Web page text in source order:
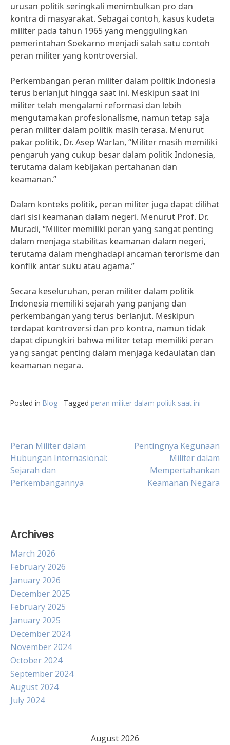
urusan politik seringkali menimbulkan pro dan
kontra di masyarakat. Sebagai contoh, kasus kudeta
militer pada tahun 1965 yang menggulingkan
pemerintahan Soekarno menjadi salah satu contoh
peran militer yang kontroversial.
Perkembangan peran militer dalam politik Indonesia
terus berlanjut hingga saat ini. Meskipun saat ini
militer telah mengalami reformasi dan lebih
mengutamakan profesionalisme, namun tetap saja
peran militer dalam politik masih terasa. Menurut
pakar politik, Dr. Asep Warlan, “Militer masih memiliki
pengaruh yang cukup besar dalam politik Indonesia,
terutama dalam kebijakan pertahanan dan
keamanan.”
Dalam konteks politik, peran militer juga dapat dilihat
dari sisi keamanan dalam negeri. Menurut Prof. Dr.
Muradi, “Militer memiliki peran yang sangat penting
dalam menjaga stabilitas keamanan dalam negeri,
terutama dalam menghadapi ancaman terorisme dan
konflik antar suku atau agama.”
Secara keseluruhan, peran militer dalam politik
Indonesia memiliki sejarah yang panjang dan
perkembangan yang terus berlanjut. Meskipun
terdapat kontroversi dan pro kontra, namun tidak
dapat dipungkiri bahwa militer tetap memiliki peran
yang sangat penting dalam menjaga kedaulatan dan
keamanan negara.
Posted in Blog Tagged peran militer dalam politik saat ini
Post
navigation
Peran Militer dalam
Hubungan Internasional:
Sejarah dan
Perkembangannya
Pentingnya Kegunaan
Militer dalam
Mempertahankan
Keamanan Negara
Archives
March 2026
February 2026
January 2026
December 2025
February 2025
January 2025
December 2024
November 2024
October 2024
September 2024
August 2024
July 2024
August 2026